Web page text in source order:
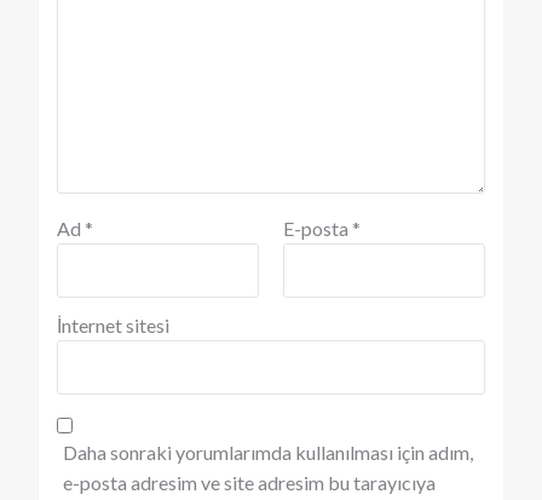
Ad * E-posta *
İnternet sitesi
Daha sonraki yorumlarımda kullanılması için adım,
e-posta adresim ve site adresim bu tarayıcıya